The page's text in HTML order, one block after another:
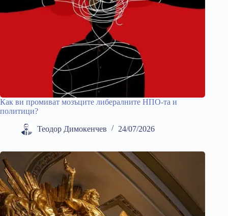
Как ви промиват мозъците либералните НПО-та и
политици?
Теодор Димокенчев 24/07/2026